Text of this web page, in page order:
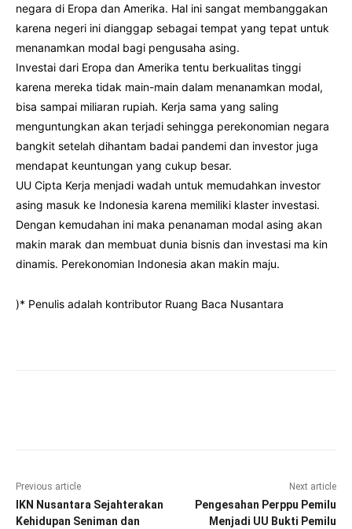
negara di Eropa dan Amerika. Hal ini sangat membanggakan
karena negeri ini dianggap sebagai tempat yang tepat untuk
menanamkan modal bagi pengusaha asing.
Investai dari Eropa dan Amerika tentu berkualitas tinggi
karena mereka tidak main-main dalam menanamkan modal,
bisa sampai miliaran rupiah. Kerja sama yang saling
menguntungkan akan terjadi sehingga perekonomian negara
bangkit setelah dihantam badai pandemi dan investor juga
mendapat keuntungan yang cukup besar.
UU Cipta Kerja menjadi wadah untuk memudahkan investor
asing masuk ke Indonesia karena memiliki klaster investasi.
Dengan kemudahan ini maka penanaman modal asing akan
makin marak dan membuat dunia bisnis dan investasi ma kin
dinamis. Perekonomian Indonesia akan makin maju.
)* Penulis adalah kontributor Ruang Baca Nusantara
Previous article
IKN Nusantara Sejahterakan
Kehidupan Seniman dan
Next article
Pengesahan Perppu Pemilu
Menjadi UU Bukti Pemilu